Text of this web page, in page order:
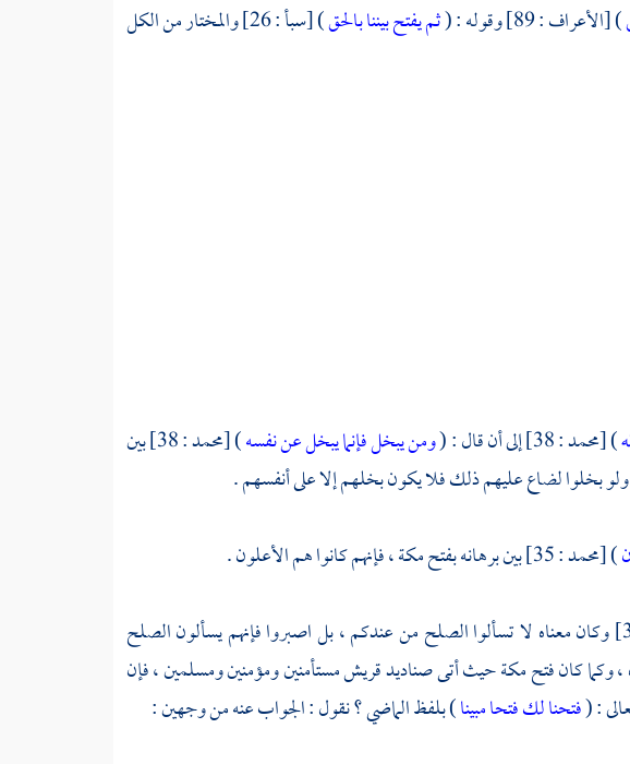
) [الأعراف : 89] وقوله : ( ثم يفتح بيننا بالحق
) [سبأ : 26] والمختار من الكل
) [محمد : 38] إلى أن قال : ( ومن يبخل فإنما يبخل عن نفسه
) [محمد : 38] بين
بخلوا لضاع عليهم ذلك فلا يكون بخلهم إلا على أنفسهم .
) [محمد : 35] بين برهانه بفتح مكة، فإنهم كانوا هم الأعلون .
) [محمد : 35] وكان معناه لا تسألوا الصلح من عندكم ، بل اصبروا فإنهم يسألون الصلح
وكما كان فتحمكةحيث أتى صناديدقريشمستأمنين ومؤمنين ومسلمين ، فإن
: (فتحنا لك فتحا مبينا) بلفظ الماضي ؟ نقول : الجواب عنه من وجهين :